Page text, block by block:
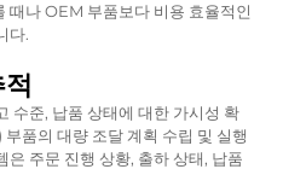
때나 OEM 부품보다 비용 효율적인
다.
수준, 납품 상태에 대한 가시성 확
품의 대량 조달 계획 수립 및 실행
은 주문 진행 상황, 출하 상태, 납품